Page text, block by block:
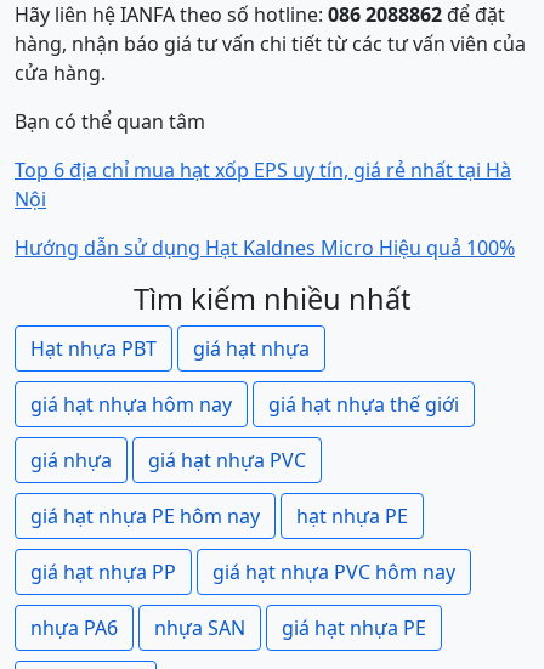
Hãy liên hệ IANFA theo số hotline: 086 2088862để đặt
hàng, nhận báo giá tư vấn chi tiết từ các tư vấn viên của
cửa hàng.
Bạn có thể quan tâm
Top 6 địa chỉ mua hạt xốp EPS uy tín, giá rẻ nhất tại Hà
Nội
Hướng dẫn sử dụng Hạt Kaldnes Micro Hiệu quả 100%
Tìm kiếm nhiều nhất
Hạt nhựa PBT giá hạt nhựa
giá hạt nhựa hôm nay giá hạt nhựa thế giới
giá nhựa giá hạt nhựa PVC
giá hạt nhựa PE hôm nay hạt nhựa PE
giá hạt nhựa PP giá hạt nhựa PVC hôm nay
nhựa PA6 nhựa SAN giá hạt nhựa PE